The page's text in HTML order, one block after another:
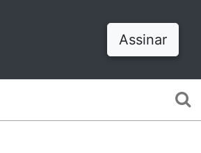
Assinar